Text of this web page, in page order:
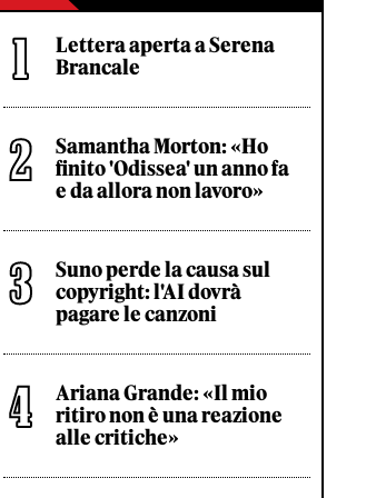
Lettera aperta a Serena
Brancale
Samantha Morton: «Ho
finito 'Odissea' un anno fa
e da allora non lavoro»
Suno perde la causa sul
copyright: l'AI dovrà
pagare le canzoni
Ariana Grande: «Il mio
ritiro non è una reazione
alle critiche»